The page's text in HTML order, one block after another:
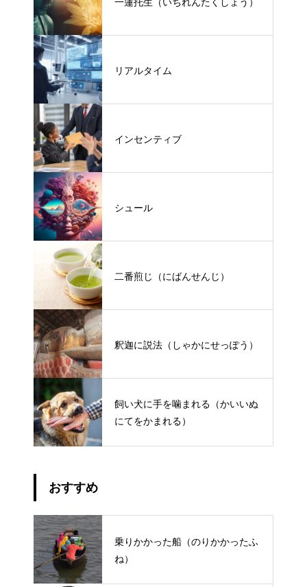
リアルタイム
インセンティブ
シュール
二番煎じ（にばんせんじ）
釈迦に説法（しゃかにせっぽう）
飼い犬に手を噛まれる（かいいぬ
にてをかまれる）
おすすめ
乗りかかった船（のりかかったふ
ね）